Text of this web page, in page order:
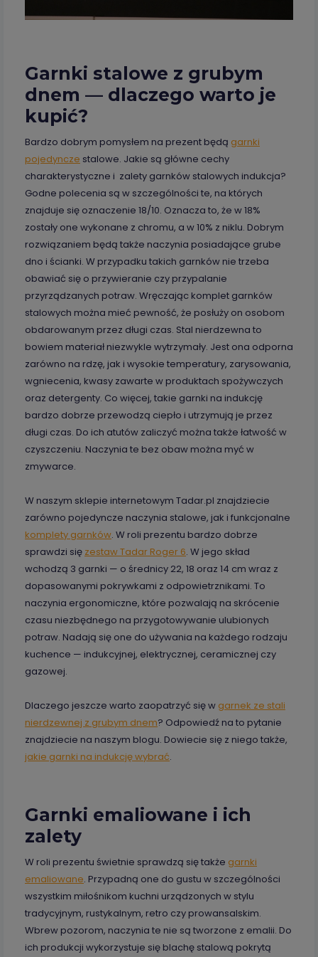
Garnki stalowe z grubym
dnem — dlaczego warto je
kupić?
Bardzo dobrym pomysłem na prezent będą garnki
pojedyncze stalowe. Jakie są główne cechy
charakterystyczne i zalety garnków stalowych indukcja?
Godne polecenia są w szczególności te, na których
znajduje się oznaczenie 18/10. Oznacza to, że w 18%
zostały one wykonane z chromu, a w 10% z niklu. Dobrym
rozwiązaniem będą także naczynia posiadające grube
dno i ścianki. W przypadku takich garnków nie trzeba
obawiać się o przywieranie czy przypalanie
przyrządzanych potraw. Wręczając komplet garnków
stalowych można mieć pewność, że posłuży on osobom
obdarowanym przez długi czas. Stal nierdzewna to
bowiem materiał niezwykle wytrzymały. Jest ona odporna
zarówno na rdzę, jak i wysokie temperatury, zarysowania,
wgniecenia, kwasy zawarte w produktach spożywczych
oraz detergenty. Co więcej, takie garnki na indukcję
bardzo dobrze przewodzą ciepło i utrzymują je przez
długi czas. Do ich atutów zaliczyć można także łatwość w
czyszczeniu. Naczynia te bez obaw można myć w
zmywarce.
W naszym sklepie internetowym Tadar.pl znajdziecie
zarówno pojedyncze naczynia stalowe, jak i funkcjonalne
komplety garnków. W roli prezentu bardzo dobrze
sprawdzi się zestaw Tadar Roger 6. W jego skład
wchodzą 3 garnki — o średnicy 22, 18 oraz 14 cm wraz z
dopasowanymi pokrywkami z odpowietrznikami. To
naczynia ergonomiczne, które pozwalają na skrócenie
czasu niezbędnego na przygotowywanie ulubionych
potraw. Nadają się one do używania na każdego rodzaju
kuchence — indukcyjnej, elektrycznej, ceramicznej czy
gazowej.
Dlaczego jeszcze warto zaopatrzyć się w garnek ze stali
nierdzewnej z grubym dnem? Odpowiedź na to pytanie
znajdziecie na naszym blogu. Dowiecie się z niego także,
jakie garnki na indukcję wybrać.
Garnki emaliowane i ich
zalety
W roli prezentu świetnie sprawdzą się także garnki
emaliowane. Przypadną one do gustu w szczególności
wszystkim miłośnikom kuchni urządzonych w stylu
tradycyjnym, rustykalnym, retro czy prowansalskim.
Wbrew pozorom, naczynia te nie są tworzone z emalii. Do
ich produkcji wykorzystuje się blachę stalową pokrytą